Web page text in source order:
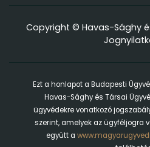
Copyright © Havas-Sághy
Ezt a honlapot a Budapesti
Havas-Sághy és Társai
ügyvédekre vonatkozó
szerint, amelyek az ügyféljogra
együtt a